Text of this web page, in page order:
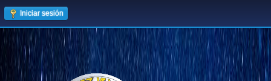
Iniciar sesión